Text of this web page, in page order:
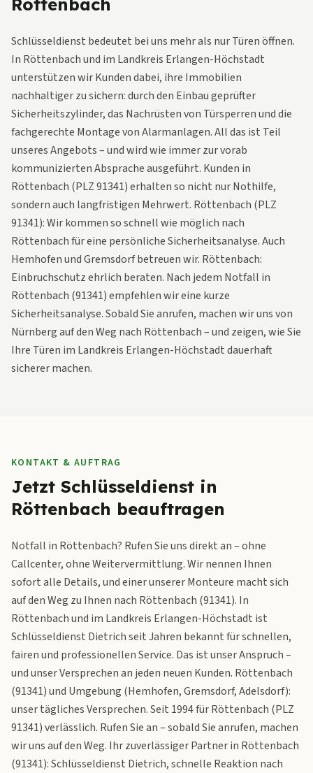
Röttenbach
Schlüsseldienst bedeutet bei uns mehr als nur Türen öffnen.
In Röttenbach und im Landkreis Erlangen-Höchstadt
unterstützen wir Kunden dabei, ihre Immobilien
nachhaltiger zu sichern: durch den Einbau geprüfter
Sicherheitszylinder, das Nachrüsten von Türsperren und die
fachgerechte Montage von Alarmanlagen. All das ist Teil
unseres Angebots – und wird wie immer zur vorab
kommunizierten Absprache ausgeführt. Kunden in
Röttenbach (PLZ 91341) erhalten so nicht nur Nothilfe,
sondern auch langfristigen Mehrwert. Röttenbach (PLZ
91341): Wir kommen so schnell wie möglich nach
Röttenbach für eine persönliche Sicherheitsanalyse. Auch
Hemhofen und Gremsdorf betreuen wir. Röttenbach:
Einbruchschutz ehrlich beraten. Nach jedem Notfall in
Röttenbach (91341) empfehlen wir eine kurze
Sicherheitsanalyse. Sobald Sie anrufen, machen wir uns von
Nürnberg auf den Weg nach Röttenbach – und zeigen, wie Sie
Ihre Türen im Landkreis Erlangen-Höchstadt dauerhaft
sicherer machen.
KONTAKT & AUFTRAG
Jetzt Schlüsseldienst in
Röttenbach beauftragen
Notfall in Röttenbach? Rufen Sie uns direkt an – ohne
Callcenter, ohne Weitervermittlung. Wir nennen Ihnen
sofort alle Details, und einer unserer Monteure macht sich
auf den Weg zu Ihnen nach Röttenbach (91341). In
Röttenbach und im Landkreis Erlangen-Höchstadt ist
Schlüsseldienst Dietrich seit Jahren bekannt für schnellen,
fairen und professionellen Service. Das ist unser Anspruch –
und unser Versprechen an jeden neuen Kunden. Röttenbach
(91341) und Umgebung (Hemhofen, Gremsdorf, Adelsdorf):
unser tägliches Versprechen. Seit 1994 für Röttenbach (PLZ
91341) verlässlich. Rufen Sie an – sobald Sie anrufen, machen
wir uns auf den Weg. Ihr zuverlässiger Partner in Röttenbach
(91341): Schlüsseldienst Dietrich, schnelle Reaktion nach